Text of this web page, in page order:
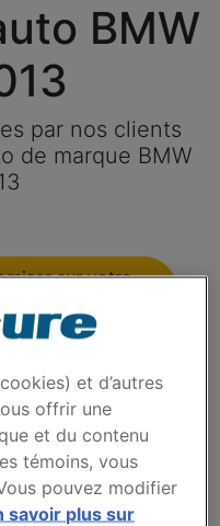
BMW
par nos clients
de marque BMW
sur votre
et d’autres
offrir une
et du contenu
témoins, vous
pouvez modifier
savoir plus sur